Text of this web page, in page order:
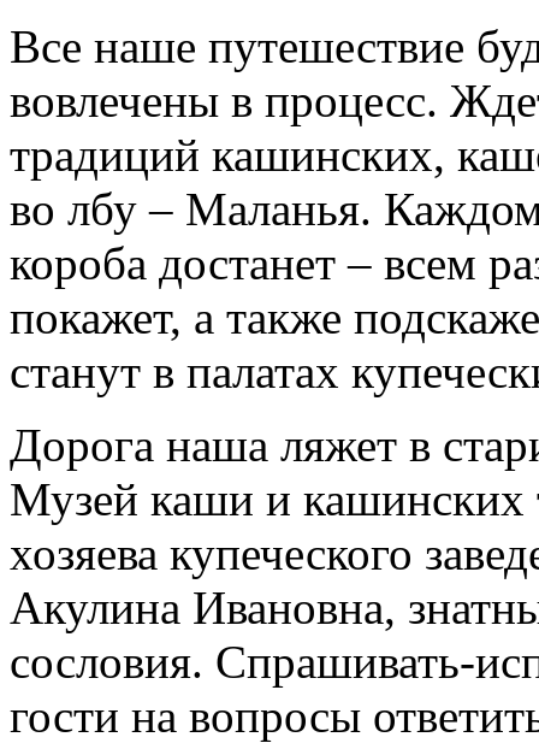
Все наше путешествие
вовлечены в процесс.
традиций кашинских,
во лбу – Маланья.
короба достанет – всем
покажет, а также
станут в палатах
Дорога наша ляжет в
Музей каши и кашинских
хозяева купеческого
Акулина Ивановна,
сословия. Спрашивать-
гости на вопросы